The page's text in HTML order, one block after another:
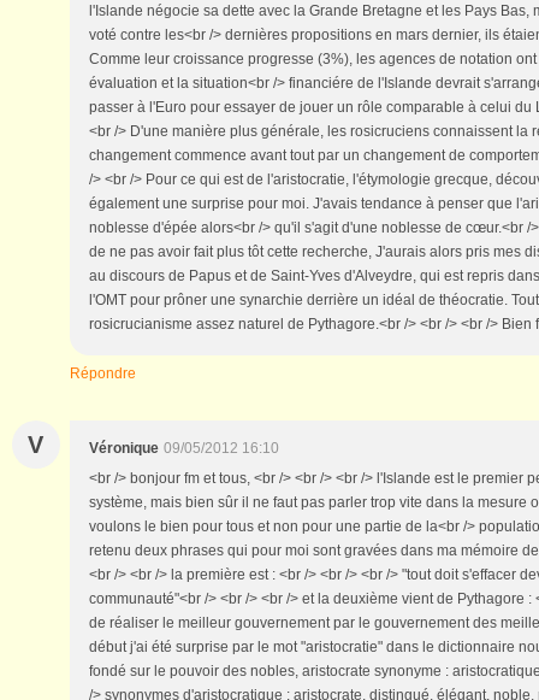
l'Islande négocie sa dette avec la Grande Bretagne et les Pays Bas,
voté contre les<br /> dernières propositions en mars dernier, ils
Comme leur croissance progresse (3%), les agences de notation
évaluation et la situation<br /> financiére de l'Islande devrait
passer à l'Euro pour essayer de jouer un rôle comparable à celui du
<br /> D'une manière plus générale, les rosicruciens connaissent la
changement commence avant tout par un changement de
/> <br /> Pour ce qui est de l'aristocratie, l'étymologie grecque,
également une surprise pour moi. J'avais tendance à penser que
noblesse d'épée alors<br /> qu'il s'agit d'une noblesse de cœur.<br /
de ne pas avoir fait plus tôt cette recherche, J'aurais alors pris mes
au discours de Papus et de Saint-Yves d'Alveydre, qui est repris
l'OMT pour prôner une synarchie derrière un idéal de théocratie.
rosicrucianisme assez naturel de Pythagore.<br /> <br /> <br />
Répondre
V Véronique 09/05/2012 16:10
<br /> bonjour fm et tous, <br /> <br /> <br /> l'Islande est le premier
système, mais bien sûr il ne faut pas parler trop vite dans la mesure
voulons le bien pour tous et non pour une partie de la<br />
retenu deux phrases qui pour moi sont gravées dans ma mémoire
<br /> <br /> la première est : <br /> <br /> <br /> "tout doit s'effacer
communauté"<br /> <br /> <br /> et la deuxième vient de Pythagore :
de réaliser le meilleur gouvernement par le gouvernement des
début j'ai été surprise par le mot "aristocratie" dans le dictionnaire
fondé sur le pouvoir des nobles, aristocrate synonyme :
/> synonymes d'aristocratique : aristocrate, distingué, élégant,